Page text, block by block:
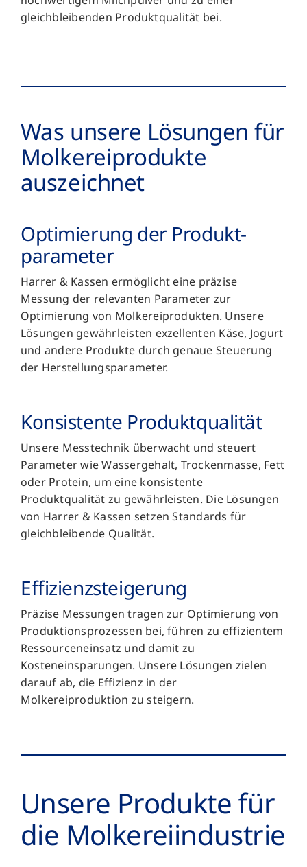
gleichbleibenden Produktqualität bei.
Was unsere Lösungen für
Molkerei­produkte
auszeichnet
Optimierung der Produkt­
parameter
Harrer & Kassen ermöglicht eine präzise
Messung der relevanten Parameter zur
Optimierung von Molkereiprodukten. Unsere
Lösungen gewährleisten exzellenten Käse, Jogurt
und andere Produkte durch genaue Steuerung
der Herstellungsparameter.
Konsistente Produkt­qualität
Unsere Messtechnik überwacht und steuert
Parameter wie Wassergehalt, Trockenmasse, Fett
oder Protein, um eine konsistente
Produktqualität zu gewährleisten. Die Lösungen
von Harrer & Kassen setzen Standards für
gleichbleibende Qualität.
Effizienz­steigerung
Präzise Messungen tragen zur Optimierung von
Produktionsprozessen bei, führen zu effizientem
Ressourceneinsatz und damit zu
Kosteneinsparungen. Unsere Lösungen zielen
darauf ab, die Effizienz in der
Molkereiproduktion zu steigern.
Unsere Produkte für
die Molkerei­­industrie